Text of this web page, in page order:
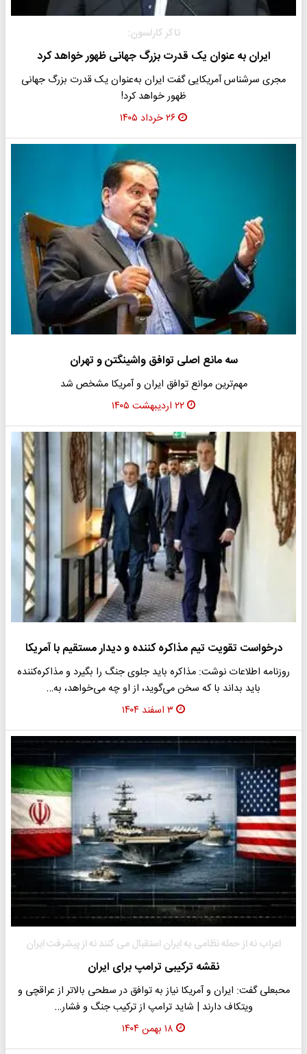
​تاکر کارلسون:
ایران به عنوان یک قدرت بزرگ جهانی ظهور خواهد کرد
مجری سرشناس آمریکایی گفت ایران به‌عنوان یک قدرت بزرگ جهانی
ظهور خواهد کرد!
۲۶ خرداد ۱۴۰۵
سه مانع اصلی توافق واشینگتن و تهران
مهم‌ترین موانع توافق ایران و آمریکا مشخص شد
۲۲ اردیبهشت ۱۴۰۵
درخواست تقویت تیم مذاکره کننده و دیدار مستقیم با آمریکا
روزنامه اطلاعات نوشت: مذاکره باید جلوی جنگ را بگیرد و مذاکره‌کننده
باید بداند با که سخن می‌گوید، از او چه می‌خواهد، به…
۳ اسفند ۱۴۰۴
اعراب نه از حمله نظامی به ایران استقبال می کنند نه از پیشرفت ایران
نقشه ترکیبی ترامپ برای ایران
محبعلی گفت: ایران و آمریکا نیاز به توافق در سطحی بالاتر از عراقچی و
ویتکاف دارند | شاید ترامپ از ترکیب جنگ و فشار…
۱۸ بهمن ۱۴۰۴